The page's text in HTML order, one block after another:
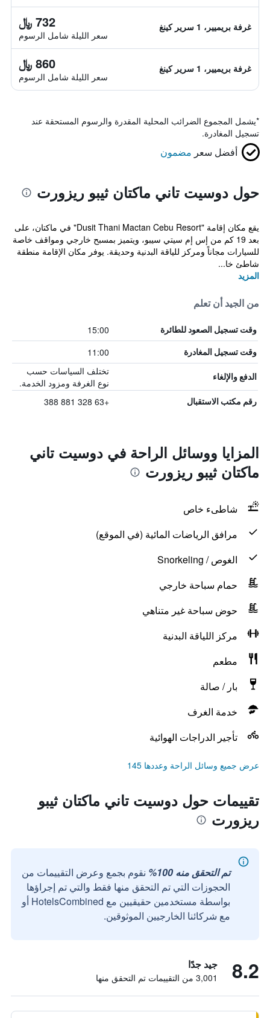
غرفة بريميير، 1 سرير كينغ 732 ﷼
سعر الليلة شامل الرسوم
غرفة بريميير، 1 سرير كينغ 860 ﷼
سعر الليلة شامل الرسوم
*يشمل المجموع الضرائب المحلية المقدرة والرسوم المستحقة عند
تسجيل المغادرة.
أفضل سعر مضمون
حول دوسيت تاني ماكتان ثيبو ريزورت
يقع مكان إقامة "Dusit Thani Mactan Cebu Resort" في ماكتان، على
بعد 19 كم من إس إم سيتي سيبو، ويتميز بمسبح خارجي ومواقف خاصة
للسيارات مجاناً ومركز للياقة البدنية وحديقة. يوفر مكان الإقامة منطقة
شاطئ خا...
المزيد
من الجيد أن تعلم
وقت تسجيل الصعود للطائرة 15:00
وقت تسجيل المغادرة 11:00
الدفع والإلغاء
تختلف السياسات حسب
نوع الغرفة ومزود الخدمة.
رقم مكتب الاستقبال +63 328 881 388
المزايا ووسائل الراحة في دوسيت تاني
ماكتان ثيبو ريزورت
شاطىء خاص
مرافق الرياضات المائية (في الموقع)
الغوص / Snorkeling
حمام سباحة خارجي
حوض سباحة غير متناهي
مركز اللياقة البدنية
مطعم
بار / صالة
خدمة الغرف
تأجير الدراجات الهوائية
عرض جميع وسائل الراحة وعددها 145
تقييمات حول دوسيت تاني ماكتان ثيبو
ريزورت
تم التحقق منه 100%
نقوم بجمع وعرض التقييمات من
الحجوزات التي تم التحقق منها فقط والتي تم إجراؤها
بواسطة مستخدمين حقيقيين مع HotelsCombined أو
مع شركائنا الخارجيين الموثوقين.
8.2 جيد جدًا
3,001 من التقييمات تم التحقق منها